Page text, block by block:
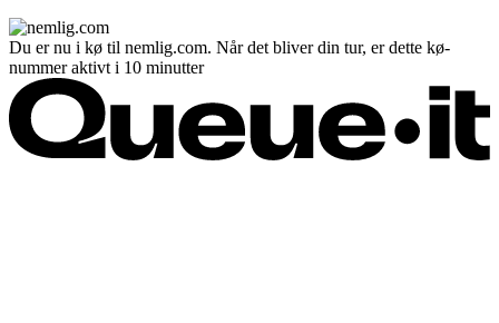
Du er nu i kø til nemlig.com. Når det bliver din tur, er dette kø-
nummer aktivt i 10 minutter